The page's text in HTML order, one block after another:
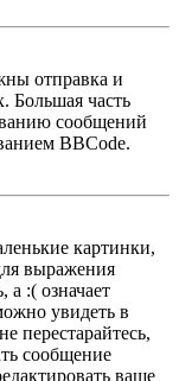
отправка и
Большая часть
сообщений
BBCode.
картинки,
выражения
а :( означает
увидеть в
перестарайтесь,
сообщение
ваше